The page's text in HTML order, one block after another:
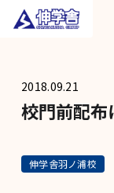
2018.09.21
校門前配布
伸学舎羽ノ浦校